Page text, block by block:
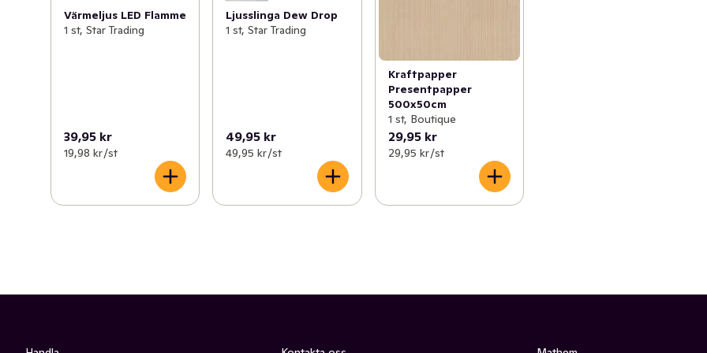
Värmeljus LED Flamme
1 st, Star Trading
39,95 kr
19,98 kr /st
Ljusslinga Dew Drop
1 st, Star Trading
49,95 kr
49,95 kr /st
Kraftpapper
Presentpapper
500x50cm
1 st, Boutique
29,95 kr
29,95 kr /st